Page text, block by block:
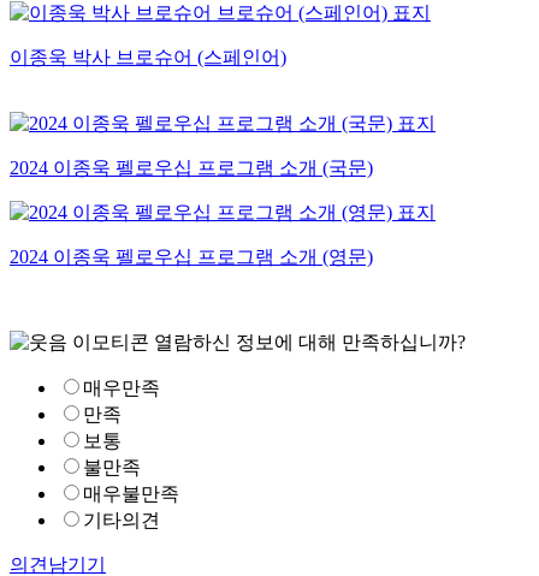
이종욱 박사 브로슈어 (스페인어)
2024 이종욱 펠로우십 프로그램 소개 (국문)
2024 이종욱 펠로우십 프로그램 소개 (영문)
열람하신 정보에 대해 만족하십니까?
매우만족
만족
보통
불만족
매우불만족
기타의견
의견남기기